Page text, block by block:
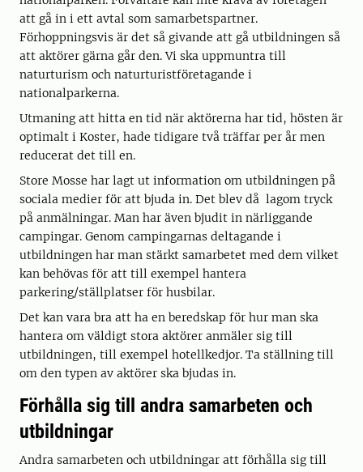
att gå in i ett avtal som samarbetspartner.
Förhoppningsvis är det så givande att gå utbildningen så
att aktörer gärna går den. Vi ska uppmuntra till
naturturism och naturturistföretagande i
nationalparkerna.
Utmaning att hitta en tid när aktörerna har tid, hösten är
optimalt i Koster, hade tidigare två träffar per år men
reducerat det till en.
Store Mosse har lagt ut information om utbildningen på
sociala medier för att bjuda in. Det blev då lagom tryck
på anmälningar. Man har även bjudit in närliggande
campingar. Genom campingarnas deltagande i
utbildningen har man stärkt samarbetet med dem vilket
kan behövas för att till exempel hantera
parkering/ställplatser för husbilar.
Det kan vara bra att ha en beredskap för hur man ska
hantera om väldigt stora aktörer anmäler sig till
utbildningen, till exempel hotellkedjor. Ta ställning till
om den typen av aktörer ska bjudas in.
Förhålla sig till andra samarbeten och
utbildningar
Andra samarbeten och utbildningar att förhålla sig till